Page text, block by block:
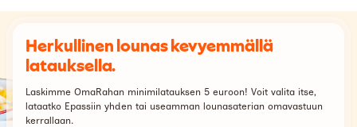
Herkullinen lounas kevyemmällä
latauksella.
Laskimme OmaRahan minimilatauksen 5 euroon! Voit valita itse,
lataatko Epassiin yhden tai useamman lounasaterian omavastuun
kerrallaan.